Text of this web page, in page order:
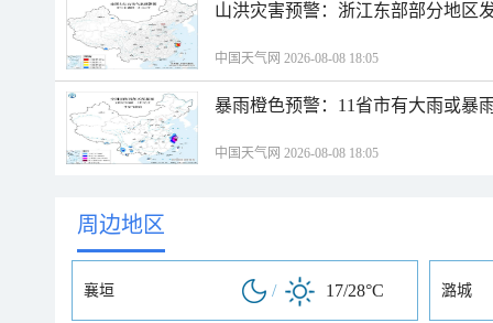
山洪灾害预警：浙江东部部分地区
中国天气网 2026-08-08 18:05
暴雨橙色预警：11省市有大雨或暴
中国天气网 2026-08-08 18:05
周边地区
襄垣 / 17/28°C 潞城